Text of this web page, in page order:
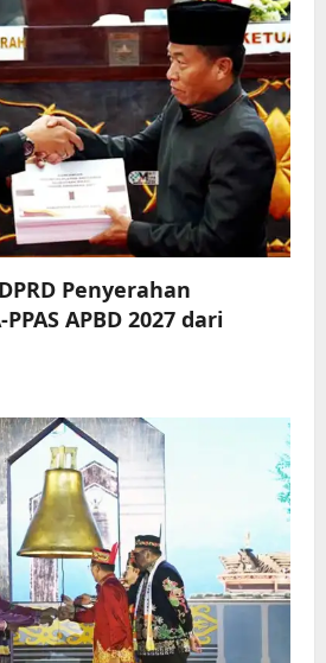
Penyerahan
APBD 2027 dari